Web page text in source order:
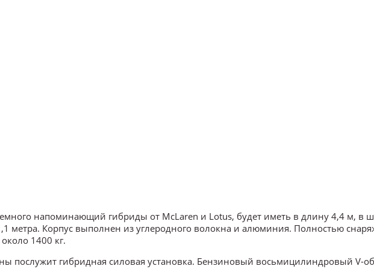
напоминающий гибриды от McLaren и Lotus, будет иметь в длину 4,4 м, в
метра. Корпус выполнен из углеродного волокна и алюминия. Полностью
1400 кг.
послужит гибридная силовая установка. Бензиновый восьмицилиндровый V-